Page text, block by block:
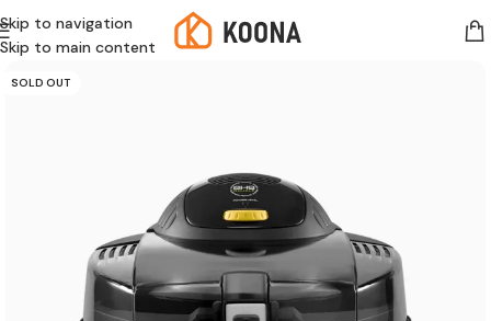
Skip to navigation
Skip to main content
SOLD OUT